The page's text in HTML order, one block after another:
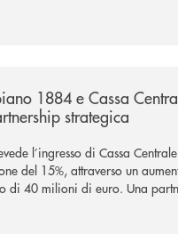
1884 e Cassa
strategica
l’ingresso di Cassa
del 15%, attraverso un
di 40 milioni di euro. Una
ai territori, per